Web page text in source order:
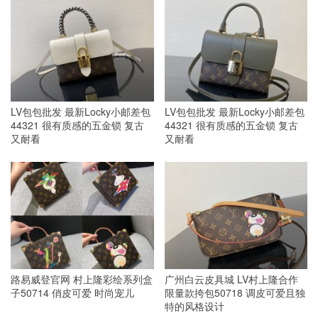
LV包包批发 最新Locky小邮差包
44321 很有质感的五金锁 复古
又耐看
LV包包批发 最新Locky小邮差包
44321 很有质感的五金锁 复古
又耐看
路易威登官网 村上隆彩绘系列盒
子50714 俏皮可爱 时尚宠儿
广州白云皮具城 LV村上隆合作
限量款挎包50718 调皮可爱且独
特的风格设计